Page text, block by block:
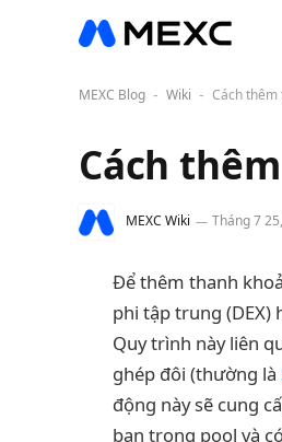
MEXC Blog - Wiki - Cách thêm
Cách
MEXC Wiki Tháng 7
Để thêm thanh
phi tập trung (DEX)
Quy trình này liên
ghép đôi (thường là
động này sẽ cung
bạn trong pool và